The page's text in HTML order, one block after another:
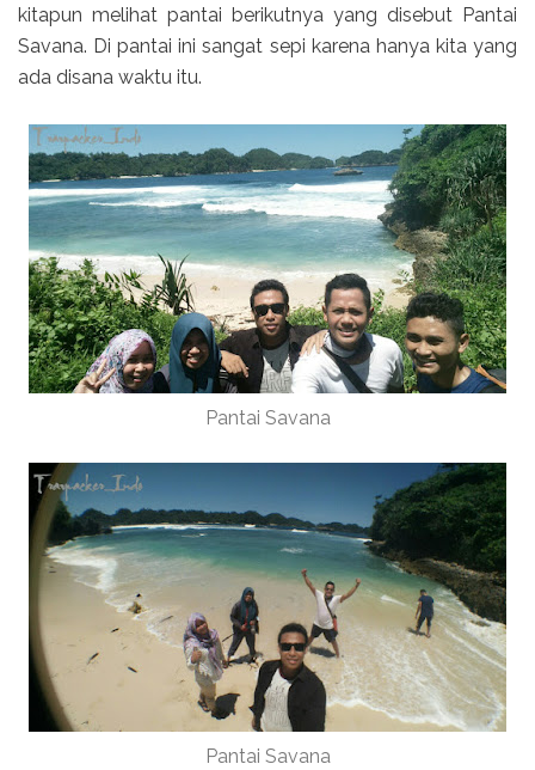
kitapun melihat pantai berikutnya yang disebut Pantai
Savana. Di pantai ini sangat sepi karena hanya kita yang
ada disana waktu itu.
Pantai Savana
Pantai Savana